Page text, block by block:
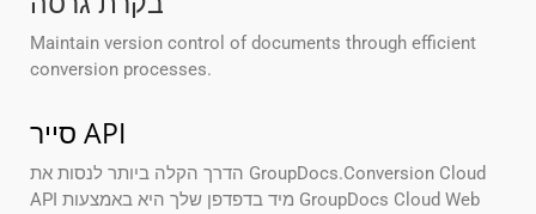
Maintain version control of documents through efficient
conversion processes.
סייר API
הדרך הקלה ביותר לנסות את GroupDocs.Conversion Cloud
API מיד בדפדפן שלך היא באמצעות GroupDocs Cloud Web